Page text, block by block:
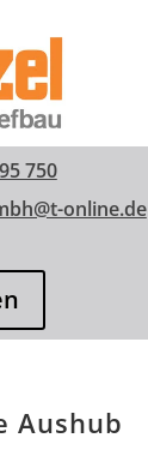
750
online.de
Aushub